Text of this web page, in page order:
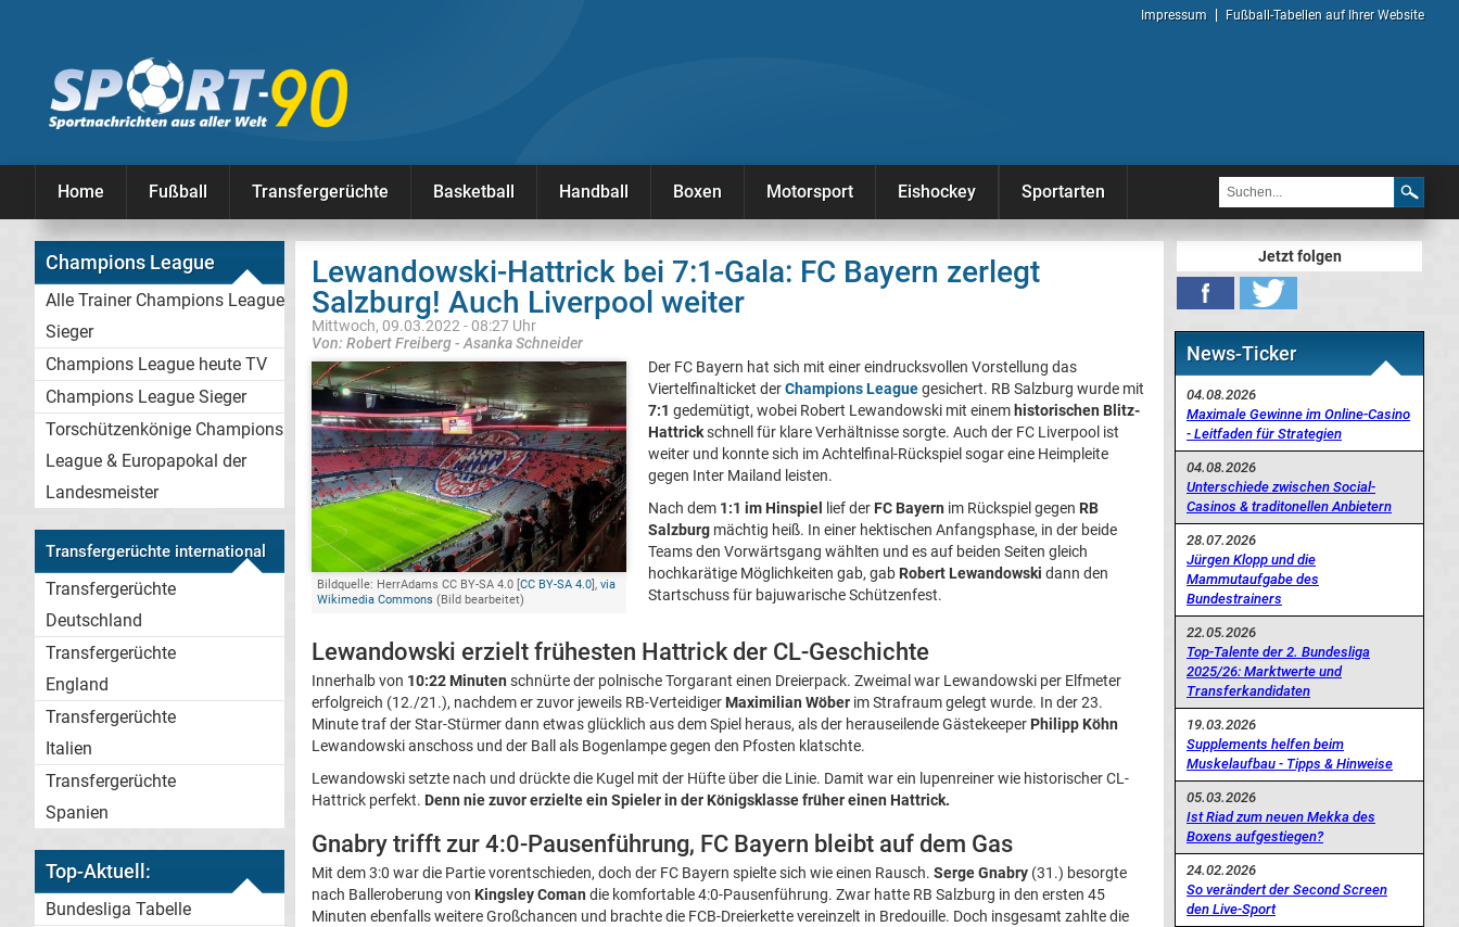
Impressum Fußball-Tabellen auf Ihrer Website
Home Fußball Transfergerüchte Basketball Handball Boxen Motorsport Eishockey Sportarten
Champions League
Alle Trainer Champions League
Sieger
Champions League heute TV
Champions League Sieger
Torschützenkönige Champions
League & Europapokal der
Landesmeister
Transfergerüchte international
Transfergerüchte
Deutschland
Transfergerüchte
England
Transfergerüchte
Italien
Transfergerüchte
Spanien
Top-Aktuell:
Bundesliga Tabelle
Lewandowski-Hattrick bei 7:1-Gala: FC Bayern zerlegt
Salzburg! Auch Liverpool weiter
Mittwoch, 09.03.2022 - 08:27 Uhr
Von: Robert Freiberg - Asanka Schneider
Bildquelle: HerrAdams CC BY-SA 4.0 [CC BY-SA 4.0], via
Wikimedia Commons (Bild bearbeitet)
Der FC Bayern hat sich mit einer eindrucksvollen Vorstellung das
Viertelfinalticket derChampions Leaguegesichert. RB Salzburg wurde mit
7:1 gedemütigt, wobei Robert Lewandowski mit einem historischen Blitz-
Hattrickschnell für klare Verhältnisse sorgte. Auch der FC Liverpool ist
weiter und konnte sich im Achtelfinal-Rückspiel sogar eine Heimpleite
gegen Inter Mailand leisten.
Nach dem 1:1 im Hinspiel lief der FC Bayern im Rückspiel gegen RB
Salzburg mächtig heiß. In einer hektischen Anfangsphase, in der beide
Teams den Vorwärtsgang wählten und es auf beiden Seiten gleich
hochkarätige Möglichkeiten gab, gab Robert Lewandowski dann den
Startschuss für bajuwarische Schützenfest.
Lewandowski erzielt frühesten Hattrick der CL-Geschichte
Innerhalb von 10:22 Minuten schnürte der polnische Torgarant einen Dreierpack. Zweimal war Lewandowski per Elfmeter
erfolgreich (12./21.), nachdem er zuvor jeweils RB-Verteidiger Maximilian Wöber im Strafraum gelegt wurde. In der 23.
Minute traf der Star-Stürmer dann etwas glücklich aus dem Spiel heraus, als der herauseilende Gästekeeper Philipp Köhn
Lewandowski anschoss und der Ball als Bogenlampe gegen den Pfosten klatschte.
Lewandowski setzte nach und drückte die Kugel mit der Hüfte über die Linie. Damit war ein lupenreiner wie historischer CL-
Hattrick perfekt. Denn nie zuvor erzielte ein Spieler in der Königsklasse früher einen Hattrick.
Gnabry trifft zur 4:0-Pausenführung, FC Bayern bleibt auf dem Gas
Mit dem 3:0 war die Partie vorentschieden, doch der FC Bayern spielte sich wie einen Rausch. Serge Gnabry (31.) besorgte
nach Balleroberung von Kingsley Coman die komfortable 4:0-Pausenführung. Zwar hatte RB Salzburg in den ersten 45
Minuten ebenfalls weitere Großchancen und brachte die FCB-Dreierkette vereinzelt in Bredouille. Doch insgesamt zahlte die
Jetzt folgen
News-Ticker
04.08.2026
Maximale Gewinne im Online-Casino
- Leitfaden für Strategien
04.08.2026
Unterschiede zwischen Social-
Casinos & traditonellen Anbietern
28.07.2026
Jürgen Klopp und die
Mammutaufgabe des
Bundestrainers
22.05.2026
Top-Talente der 2. Bundesliga
2025/26: Marktwerte und
Transferkandidaten
19.03.2026
Supplements helfen beim
Muskelaufbau - Tipps & Hinweise
05.03.2026
Ist Riad zum neuen Mekka des
Boxens aufgestiegen?
24.02.2026
So verändert der Second Screen
den Live-Sport